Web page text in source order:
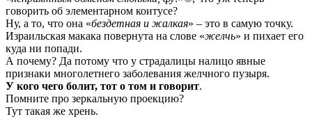
говорить об элементарном коитусе?
Ну, а то, что она «бездетная и жалкая» – это в самую точку.
Израильская макака повернута на слове «желчь» и пихает его
куда ни попади.
А почему? Да потому что у страдалицы налицо явные
признаки многолетнего заболевания желчного пузыря.
У кого чего болит, тот о том и говорит.
Помните про зеркальную проекцию?
Тут такая же хрень.